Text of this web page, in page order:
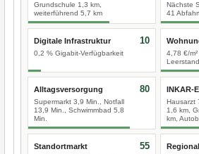
Grundschule 1,3 km,
weiterführend 5,7 km
Nächste
41
Digitale Infrastruktur
0,2 % Gigabit-Verfügbarkeit
10
4,78 €/
Leerstand
Alltagsversorgung
Supermarkt 3,9 Min., Notfall
13,9 Min., Schwimmbad 5,8
Min.
80 INKAR-
Hausarzt
1,6 km,
km,
Standortmarkt 55